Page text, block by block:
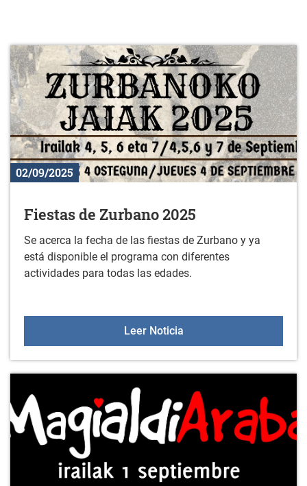
02/09/2025
Fiestas de Zurbano 2025
Se acerca la fecha de las fiestas de Zurbano y ya
está disponible el programa con diferentes
actividades para todas las edades.
Leer NoticiaFiestas de Zurbano 2025